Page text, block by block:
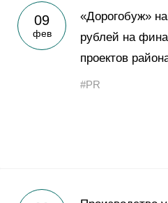
О Группе «Акрон»
География
09
фев
«Дорогобуж»
рублей на
проектов
#PR